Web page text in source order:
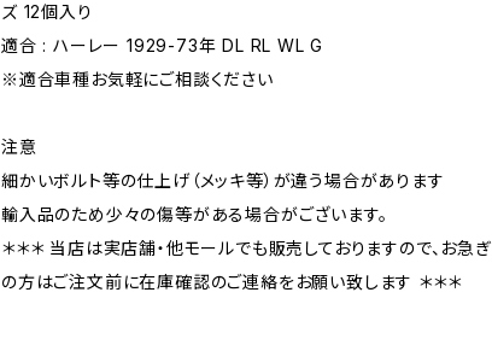
ズ 12個入り
適合 : ハーレー 1929-73年 DL RL WL G
※適合車種お気軽にご相談ください
注意
細かいボルト等の仕上げ（メッキ等）が違う場合があります
輸入品のため少々の傷等がある場合がございます。
＊＊＊ 当店は実店舗・他モールでも販売しておりますので、お急ぎ
の方はご注文前に在庫確認のご連絡をお願い致します ＊＊＊